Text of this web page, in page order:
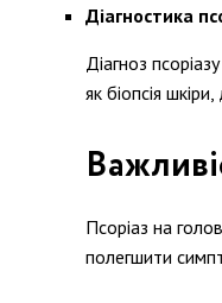
Діагностика
Діагноз
як біопсія
Псоріаз на
полегшити